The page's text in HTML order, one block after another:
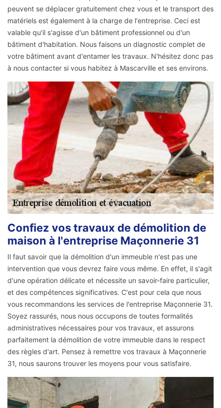
peuvent se déplacer gratuitement chez vous et le transport des
matériels est également à la charge de l'entreprise. Ceci est
valable qu'il s'agisse d'un bâtiment professionnel ou d'un
bâtiment d'habitation. Nous faisons un diagnostic complet de
votre bâtiment avant d'entamer les travaux. N'hésitez donc pas
à nous contacter si vous habitez à Mascarville et ses environs.
Confiez vos travaux de démolition de
maison à l'entreprise Maçonnerie 31
Il faut savoir que la démolition d'un immeuble n'est pas une
intervention que vous devrez faire vous même. En effet, il s'agit
d'une opération délicate et nécessite un savoir-faire particulier,
et des compétences significatives. C'est pour cela que nous
vous recommandons les services de l'entreprise Maçonnerie 31.
Soyez rassurés, nous nous occupons de toutes formalités
administratives nécessaires pour vos travaux, et assurons
parfaitement la démolition de votre immeuble dans le respect
des règles d'art. Pensez à remettre vos travaux à Maçonnerie
31, nous saurons trouver les moyens pour vous satisfaire.